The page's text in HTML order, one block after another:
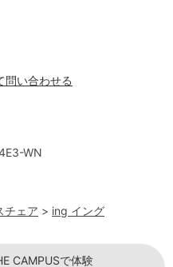
WN
チェア > ing イング
問い合わせる
CAMPUSで体験